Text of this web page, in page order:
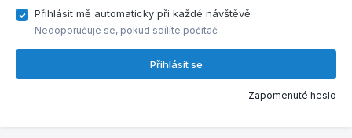
Přihlásit mě automaticky při každé návštěvě
Nedoporučuje se, pokud sdílíte počítač
Přihlásit se
Zapomenuté heslo